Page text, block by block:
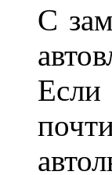
С
Если